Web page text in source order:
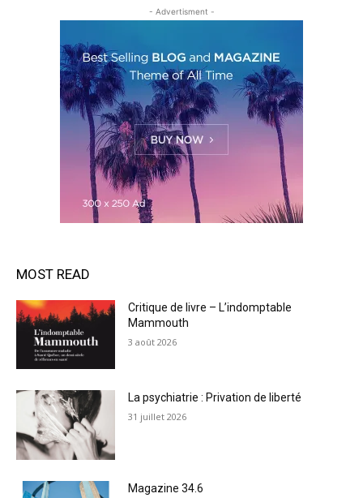
- Advertisment -
MOST READ
Critique de livre – L’indomptable
Mammouth
3 août 2026
La psychiatrie : Privation de liberté
31 juillet 2026
Magazine 34.6